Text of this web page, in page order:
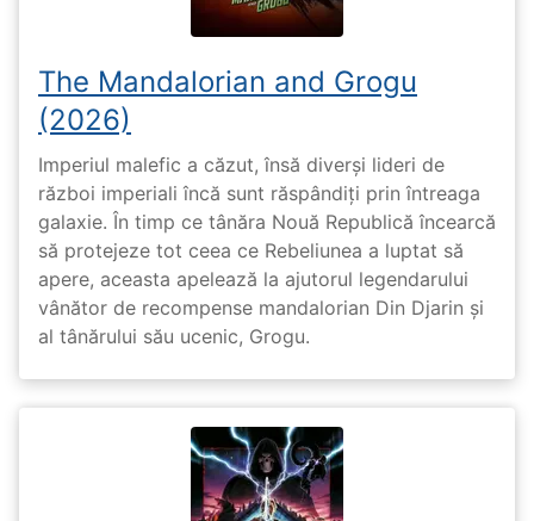
The Mandalorian and Grogu
(2026)
Imperiul malefic a căzut, însă diverși lideri de
război imperiali încă sunt răspândiți prin întreaga
galaxie. În timp ce tânăra Nouă Republică încearcă
să protejeze tot ceea ce Rebeliunea a luptat să
apere, aceasta apelează la ajutorul legendarului
vânător de recompense mandalorian Din Djarin și
al tânărului său ucenic, Grogu.